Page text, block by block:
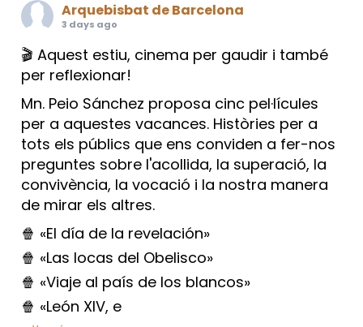
Arquebisbat de Barcelona
3 days ago
🎬 Aquest estiu, cinema per gaudir i també
per reflexionar!
Mn. Peio Sánchez proposa cinc pel·lícules
per a aquestes vacances. Històries per a
tots els públics que ens conviden a fer-nos
preguntes sobre l'acollida, la superació, la
convivència, la vocació i la nostra manera
de mirar els altres.
🍿 «El día de la revelación»
🍿 «Las locas del Obelisco»
🍿 «Viaje al país de los blancos»
🍿 «León XIV, e